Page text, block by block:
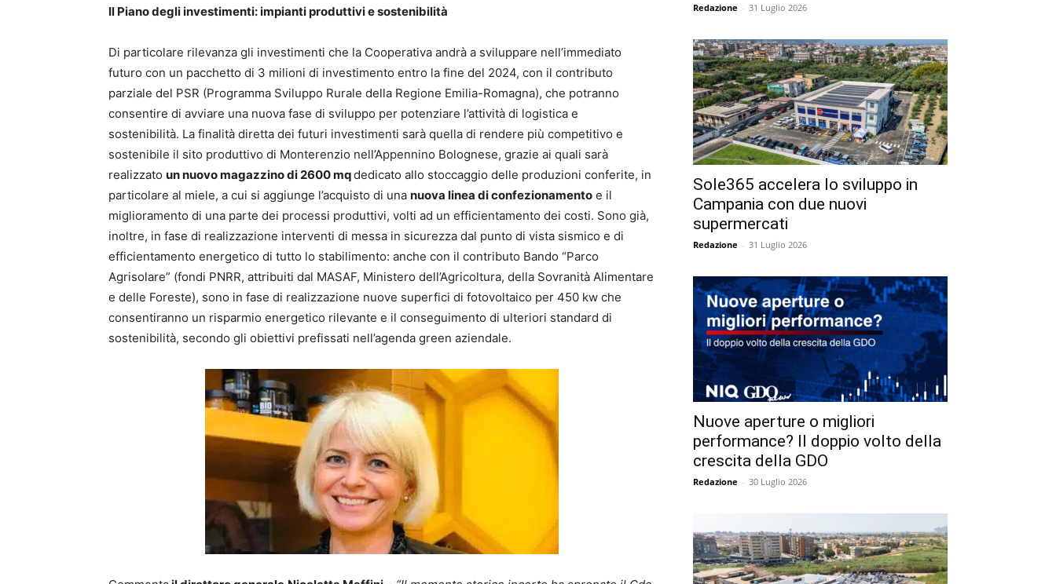
Il Piano degli investimenti: impianti produttivi e sostenibilità
Di particolare rilevanza gli investimenti che la Cooperativa andrà a sviluppare nell’immediato
futuro con un pacchetto di 3 milioni di investimento entro la fine del 2024, con il contributo
parziale del PSR (Programma Sviluppo Rurale della Regione Emilia-Romagna), che potranno
consentire di avviare una nuova fase di sviluppo per potenziare l’attività di logistica e
sostenibilità. La finalità diretta dei futuri investimenti sarà quella di rendere più competitivo e
sostenibile il sito produttivo di Monterenzio nell’Appennino Bolognese, grazie ai quali sarà
realizzato un nuovo magazzino di 2600 mqdedicato allo stoccaggio delle produzioni conferite, in
particolare al miele, a cui si aggiunge l’acquisto di una nuova linea di confezionamento e il
miglioramento di una parte dei processi produttivi, volti ad un efficientamento dei costi. Sono già,
inoltre, in fase di realizzazione interventi di messa in sicurezza dal punto di vista sismico e di
efficientamento energetico di tutto lo stabilimento: anche con il contributo Bando “Parco
Agrisolare” (fondi PNRR, attribuiti dal MASAF, Ministero dell’Agricoltura, della Sovranità Alimentare
e delle Foreste), sono in fase di realizzazione nuove superfici di fotovoltaico per 450 kw che
consentiranno un risparmio energetico rilevante e il conseguimento di ulteriori standard di
sostenibilità, secondo gli obiettivi prefissati nell’agenda green aziendale.
Redazione - 31 Luglio 2026
Sole365 accelera lo sviluppo in
Campania con due nuovi
supermercati
Redazione - 31 Luglio 2026
Nuove aperture o migliori
performance? Il doppio volto della
crescita della GDO
Redazione - 30 Luglio 2026